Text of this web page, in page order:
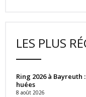
LES PLUS
Ring 2026 à
huées
8 août 2026